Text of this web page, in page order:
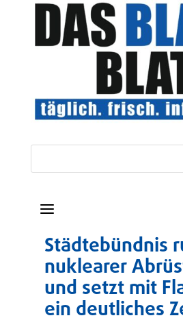
a
Städtebündnis
nuklearer
und setzt mit
ein deutliches